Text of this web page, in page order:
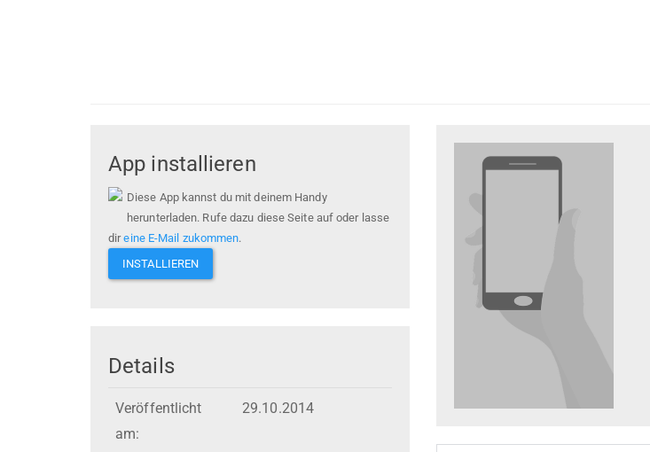
App installieren
Diese App kannst du mit deinem Handy
herunterladen. Rufe dazu diese Seite auf oder lasse
direine E-Mail zukommen.
INSTALLIEREN
Details
Veröffentlicht
am:
29.10.2014